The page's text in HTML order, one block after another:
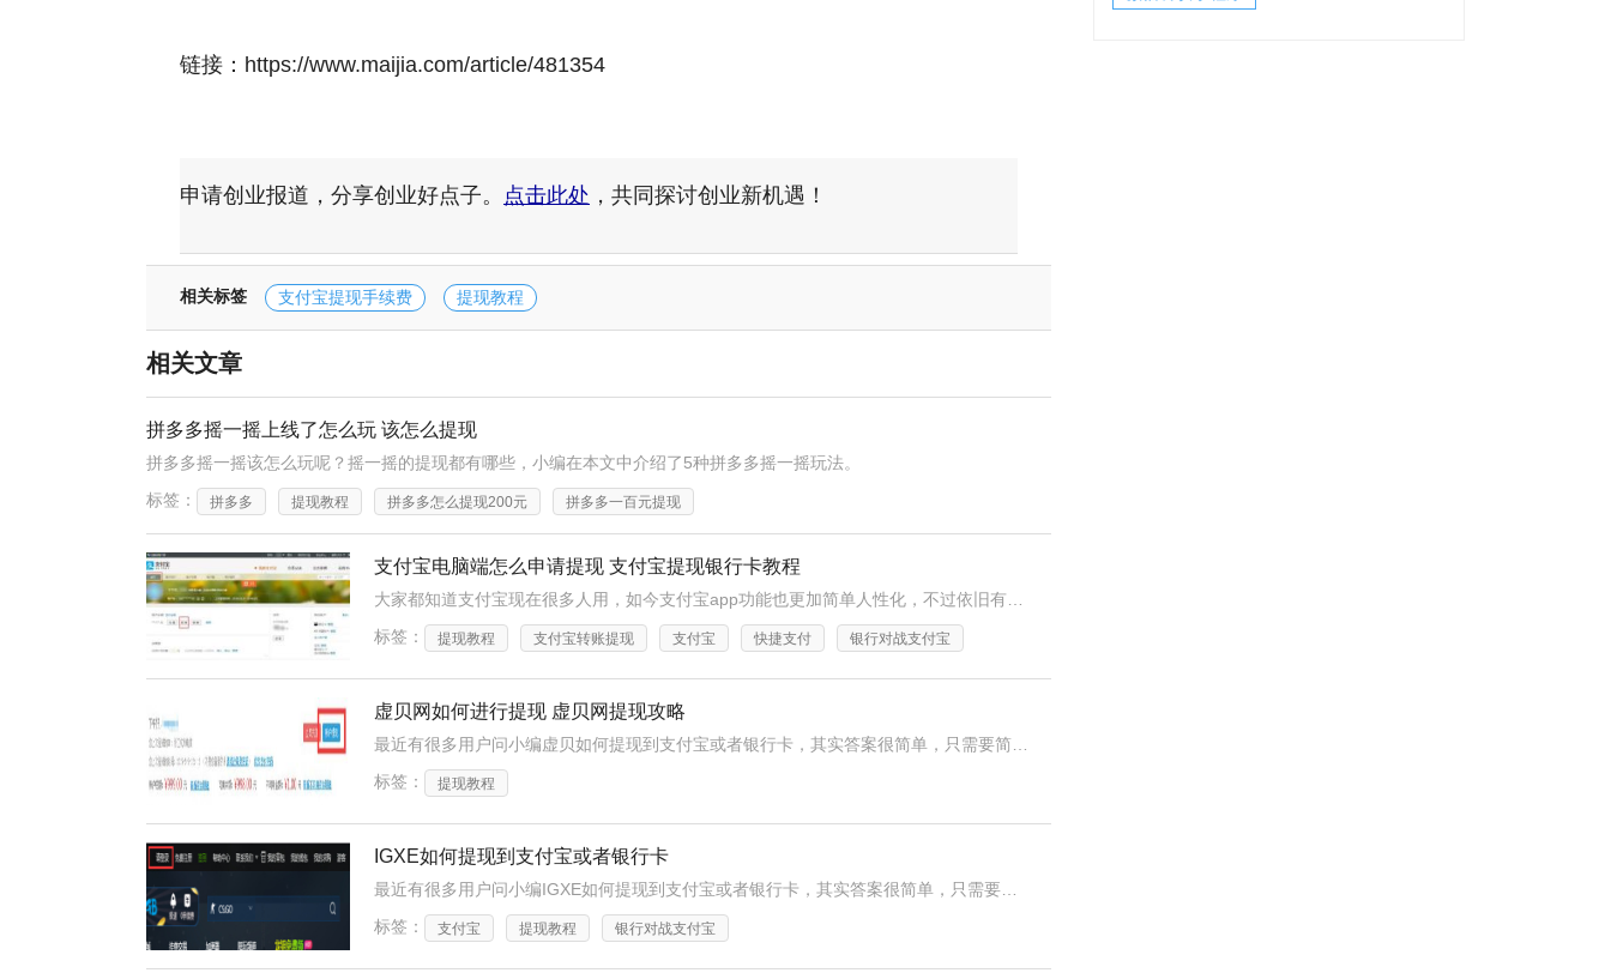
链接：https://www.maijia.com/article/481354
申请创业报道，分享创业好点子。 点击此处 ，共同探讨创业新机遇！
相关标签 支付宝提现手续费 提现教程
相关文章
拼多多摇一摇上线了怎么玩 该怎么提现
拼多多摇一摇该怎么玩呢？摇一摇的提现都有哪些，小编在本文中介绍了5种拼多多摇一摇玩法。
标签：
拼多多 提现教程 拼多多怎么提现200元 拼多多一百元提现
支付宝电脑端怎么申请提现 支付宝提现银行卡教程
标签：
提现教程 支付宝转账提现 支付宝 快捷支付 银行对战支付宝
虚贝网如何进行提现 虚贝网提现攻略
标签：
提现教程
IGXE如何提现到支付宝或者银行卡
标签：
支付宝 提现教程 银行对战支付宝